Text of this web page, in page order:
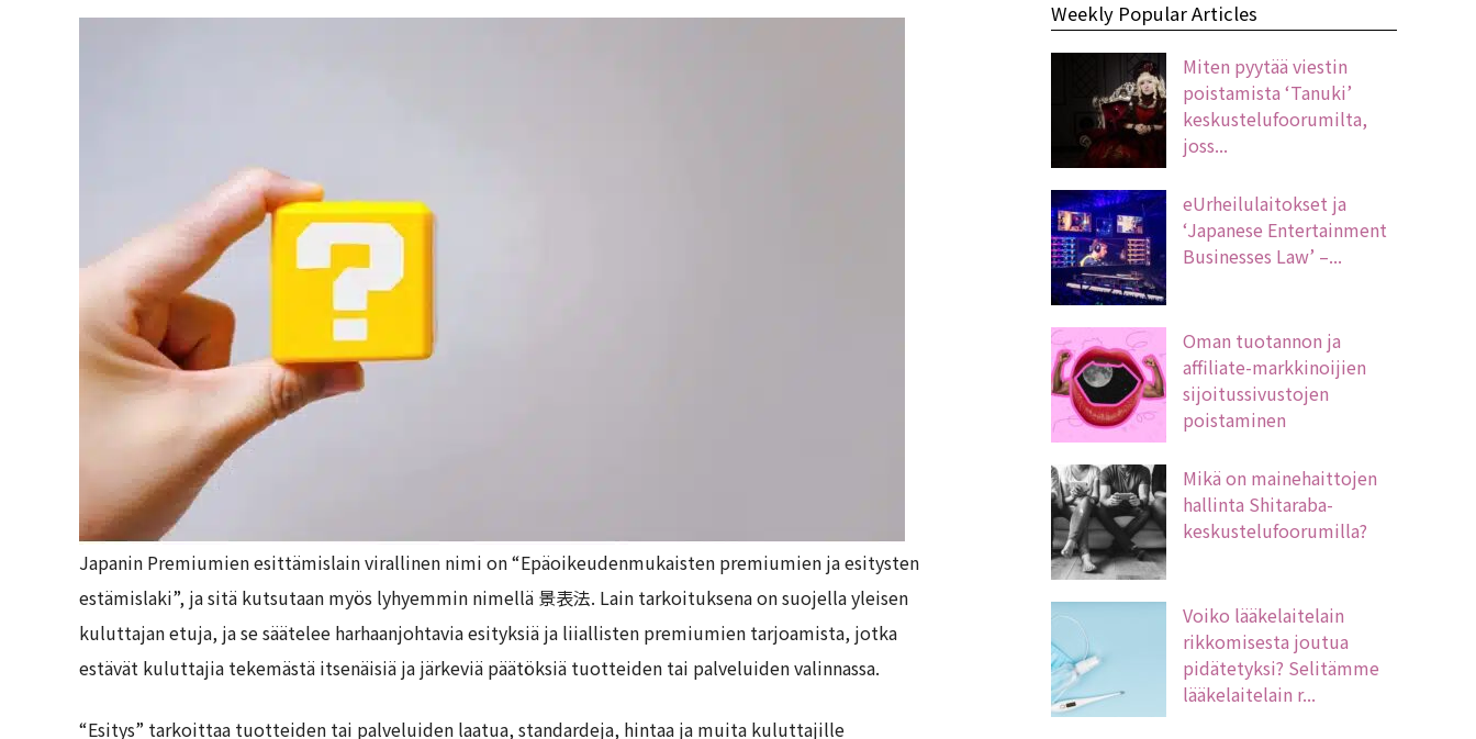
Japanin Premiumien esittämislain virallinen nimi on “Epäoikeudenmukaisten premiumien ja esitysten
estämislaki”, ja sitä kutsutaan myös lyhyemmin nimellä 景表法. Lain tarkoituksena on suojella yleisen
kuluttajan etuja, ja se säätelee harhaanjohtavia esityksiä ja liiallisten premiumien tarjoamista, jotka
estävät kuluttajia tekemästä itsenäisiä ja järkeviä päätöksiä tuotteiden tai palveluiden valinnassa.
“Esitys” tarkoittaa tuotteiden tai palveluiden laatua, standardeja, hintaa ja muita kuluttajille
Weekly Popular Articles
Miten pyytää viestin
poistamista ‘Tanuki’
keskustelufoorumilta,
joss...
eUrheilulaitokset ja
‘Japanese Entertainment
Businesses Law’ –...
Oman tuotannon ja
affiliate-markkinoijien
sijoitussivustojen
poistaminen
Mikä on mainehaittojen
hallinta Shitaraba-
keskustelufoorumilla?
Voiko lääkelaitelain
rikkomisesta joutua
pidätetyksi? Selitämme
lääkelaitelain r...